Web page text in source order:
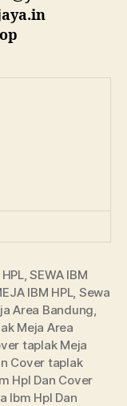
,SEWA IBM
IBM HPL, Sewa
Area Bandung,
Meja Area
taplak Meja
Cover taplak
Hpl Dan Cover
Ibm Hpl Dan